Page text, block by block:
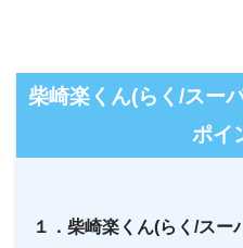
柴崎楽くん(らく/スー
ポイ
１．柴崎楽くん(らく/スー